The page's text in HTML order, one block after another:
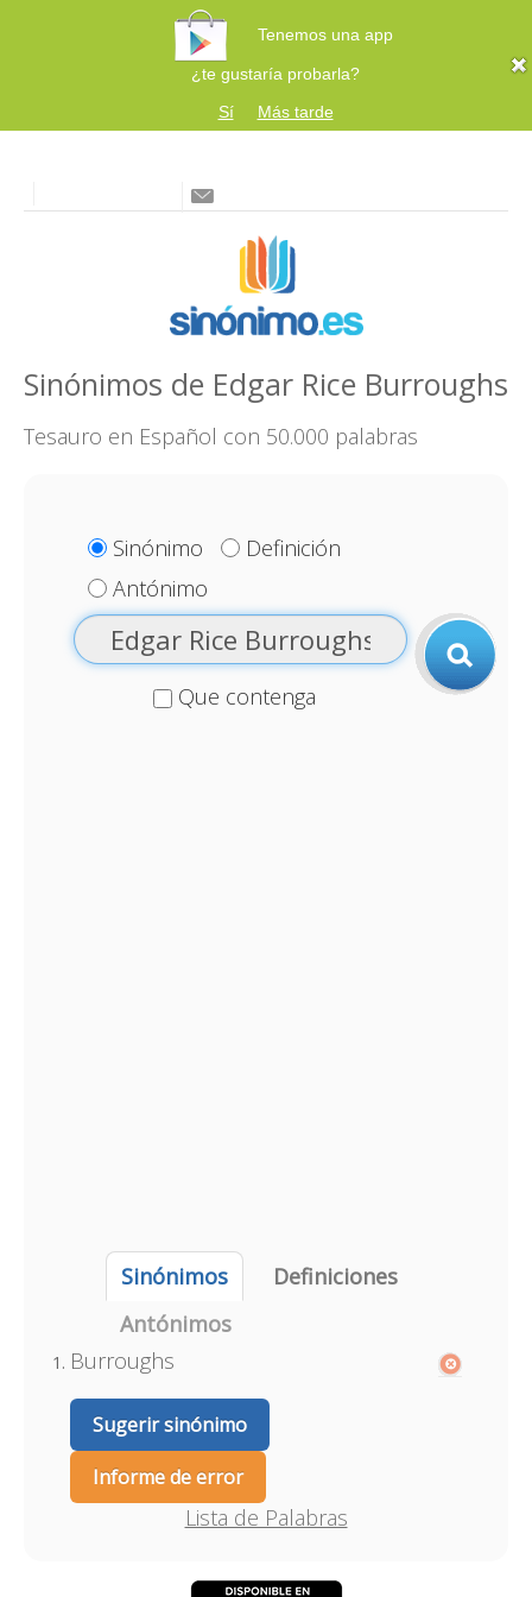
Tenemos una app
¿te gustaría probarla?
Sí
Más tarde
Sinónimos de Edgar Rice Burroughs
Tesauro en Español con 50.000 palabras
Sinónimo
Definición
Antónimo
Que contenga
Sinónimos
Definiciones
Antónimos
Burroughs
Sugerir sinónimo
Informe de error
Lista de Palabras